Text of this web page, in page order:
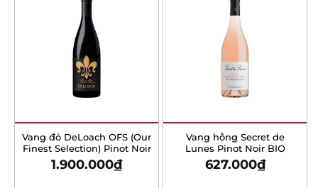
(Our Finest Selection)
Pinot Noir
1.900.000₫
Lunes Pinot Noir BIO
627.000₫ X